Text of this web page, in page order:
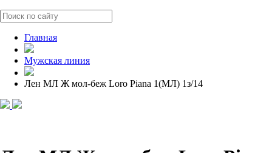
Главная
Мужская линия
Лен МЛ Ж мол-беж Loro Pianа 1(МЛ) 1з/14